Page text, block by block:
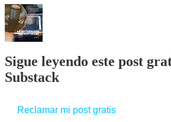
Sigue leyendo este post
Substack
Reclamar mi post gratis